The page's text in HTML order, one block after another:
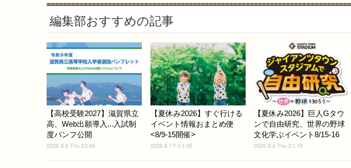
編集部おすすめの記事
【高校受験2027】滋賀県立
高、Web出願導入...入試制
度パンフ公開
2026.8.6 Thu 20:45
【夏休み2026】すぐ行ける
イベント情報おまとめ便
<8/9-15開催>
2026.8.7 Fri 1:45
【夏休み2026】巨人Gタウ
ンで自由研究、世界の野球
文化学ぶイベント8/15-16
2026.8.6 Thu 21:15